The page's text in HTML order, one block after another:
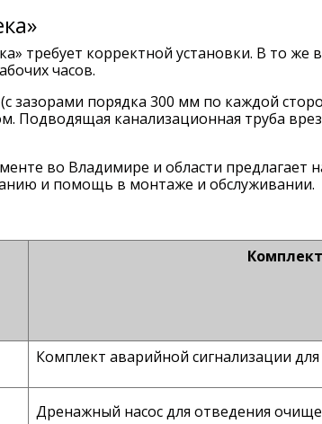
требует корректной установки. В то
часов.
зазорами порядка 300 мм по каждой
Подводящая канализационная труба
во Владимире и области предлагает
и помощь в монтаже и обслуживании.
Комплект аварийной сигнализации
Дренажный насос для отведения